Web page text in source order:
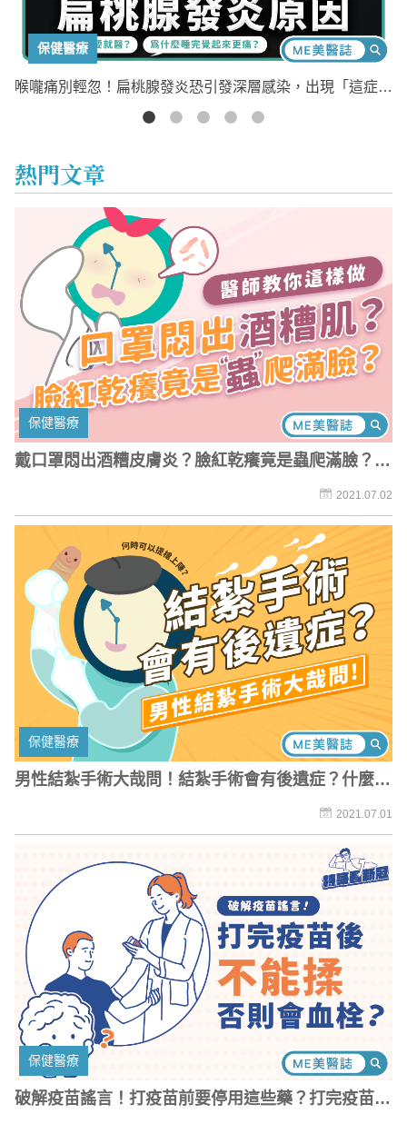
保健醫療
喉嚨痛別輕忽！扁桃腺發炎恐引發深層感染，出現「這症
熱門文章
保健醫療
戴口罩悶出酒糟皮膚炎？臉紅乾癢竟是蟲爬滿臉？醫
2021.07.02
保健醫療
男性結紮手術大哉問！結紮手術會有後遺症？什麼時
2021.07.01
保健醫療
破解疫苗謠言！打疫苗前要停用這些藥？打完疫苗後